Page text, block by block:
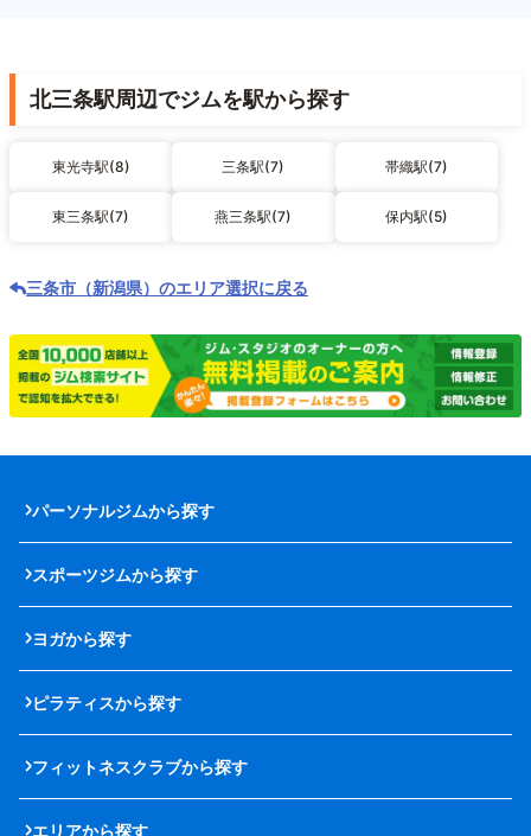
北三条駅周辺でジムを駅から探す
東光寺駅(8) 三条駅(7) 帯織駅(7)
東三条駅(7) 燕三条駅(7) 保内駅(5)
三条市（新潟県）のエリア選択に戻る
パーソナルジムから探す
スポーツジムから探す
ヨガから探す
ピラティスから探す
フィットネスクラブから探す
エリアから探す